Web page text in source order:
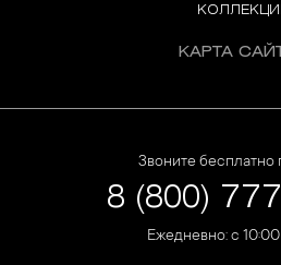
КАРТА
Звоните бесплатно
8 (800)
Ежедневно: с